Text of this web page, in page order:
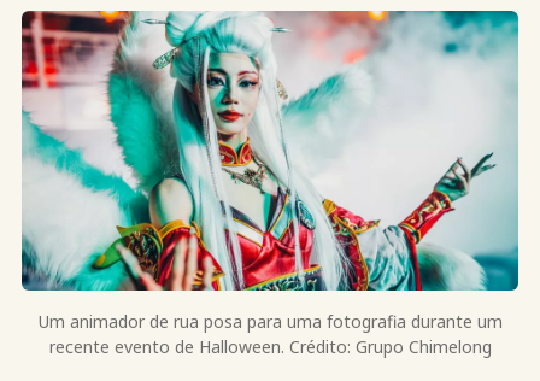
Um animador de rua posa para uma fotografia durante um
recente evento de Halloween. Crédito: Grupo Chimelong